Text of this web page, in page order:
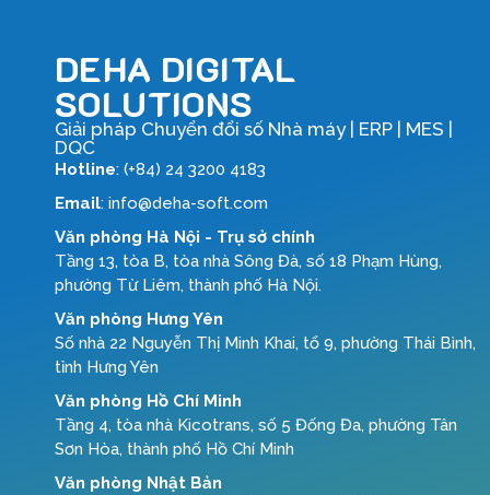
DEHA DIGITAL
SOLUTIONS
Giải pháp Chuyển đổi số Nhà máy | ERP | MES |
DQC
Hotline: (+84) 24 3200 4183
Email: info@deha-soft.com
Văn phòng Hà Nội - Trụ sở chính
Tầng 13, tòa B, tòa nhà Sông Đà, số 18 Phạm Hùng,
phường Từ Liêm, thành phố Hà Nội.
Văn phòng Hưng Yên
Số nhà 22 Nguyễn Thị Minh Khai, tổ 9, phường Thái Bình,
tỉnh Hưng Yên
Văn phòng Hồ Chí Minh
Tầng 4, tòa nhà Kicotrans, số 5 Đống Đa, phường Tân
Sơn Hòa, thành phố Hồ Chí Minh
Văn phòng Nhật Bản